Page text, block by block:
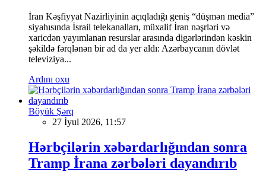
İran Kəşfiyyat Nazirliyinin açıqladığı geniş “düşmən media”
siyahısında İsrail telekanalları, müxalif İran nəşrləri və
xaricdən yayımlanan resurslar arasında digərlərindən kəskin
şəkildə fərqlənən bir ad da yer aldı: Azərbaycanın dövlət
televiziya...
Ardını oxu
Böyük Şərq
27 İyul 2026, 11:57
Hərbçilərin xəbərdarlığından sonra
Tramp İrana zərbələri dayandırıb